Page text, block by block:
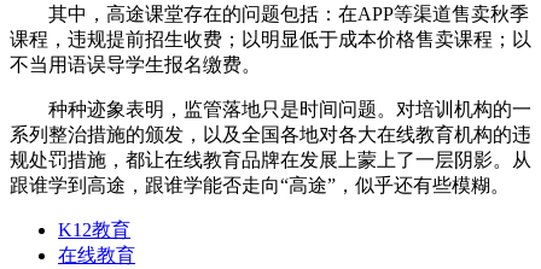
其中，高途课堂存在的问题包括：在APP等渠道售卖秋季
课程，违规提前招生收费；以明显低于成本价格售卖课程；以
不当用语误导学生报名缴费。
种种迹象表明，监管落地只是时间问题。对培训机构的一
系列整治措施的颁发，以及全国各地对各大在线教育机构的违
规处罚措施，都让在线教育品牌在发展上蒙上了一层阴影。从
跟谁学到高途，跟谁学能否走向“高途”，似乎还有些模糊。
K12教育
在线教育